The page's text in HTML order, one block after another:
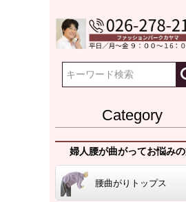
Category
婦人腰が曲がってお悩み
腰曲がりトップス